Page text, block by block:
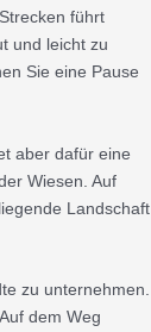
führt
und leicht zu
Sie eine Pause
aber dafür eine
Wiesen. Auf
Landschaft
zu unternehmen.
dem Weg